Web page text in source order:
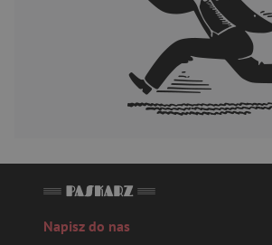
Napisz do nas